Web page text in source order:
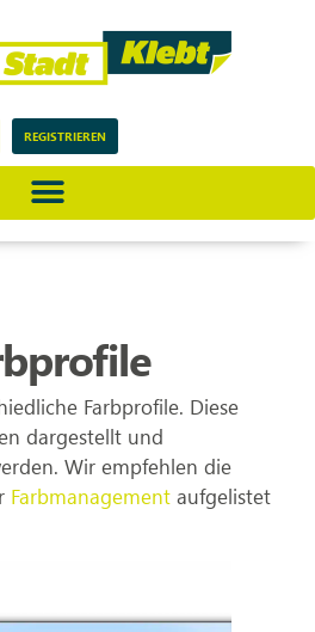
REGISTRIEREN
Farbprofile. Diese
dargestellt und
Wir empfehlen die
Farbmanagement aufgelistet